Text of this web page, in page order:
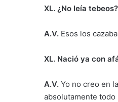
XL. ¿No leía tebeos?
A.V. Esos los
XL. Nació ya con
A.V. Yo no creo en
absolutamente todo